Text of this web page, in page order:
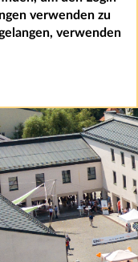
verwenden zu
verwenden